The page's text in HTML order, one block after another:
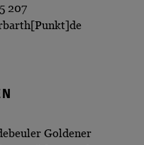
207
Goldener